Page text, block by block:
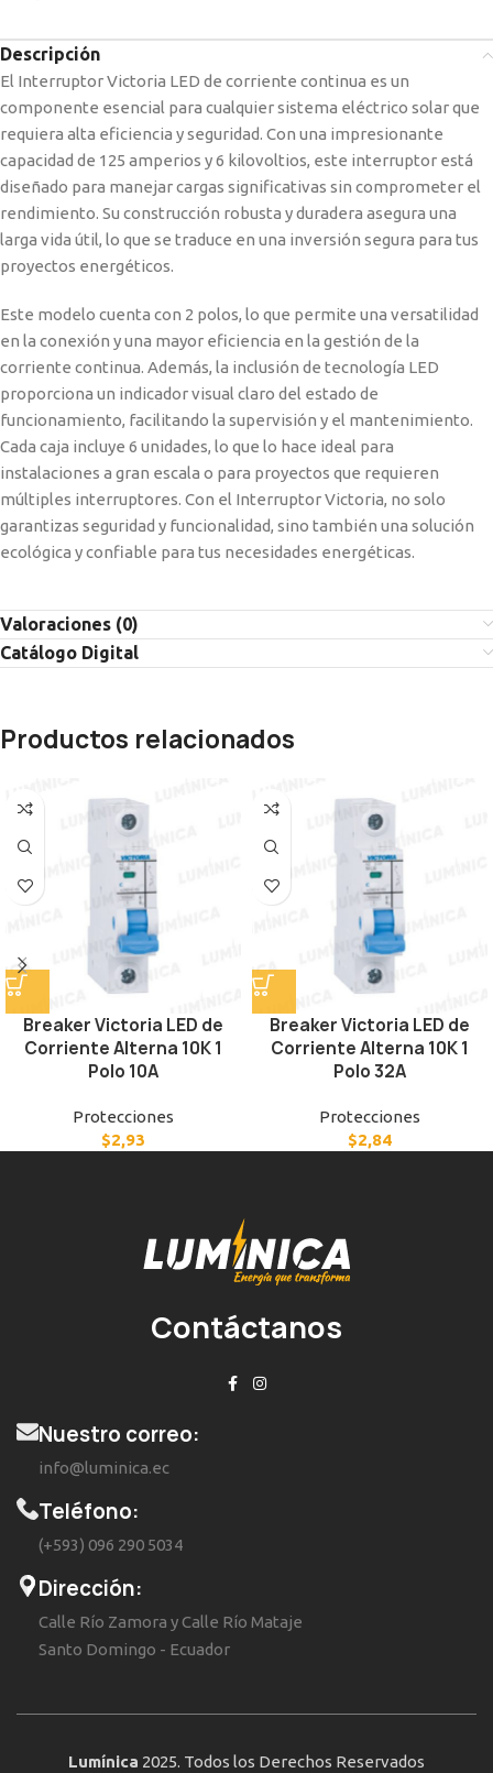
Descripción
El Interruptor Victoria LED de corriente continua es un
componente esencial para cualquier sistema eléctrico solar que
requiera alta eficiencia y seguridad. Con una impresionante
capacidad de 125 amperios y 6 kilovoltios, este interruptor está
diseñado para manejar cargas significativas sin comprometer el
rendimiento. Su construcción robusta y duradera asegura una
larga vida útil, lo que se traduce en una inversión segura para tus
proyectos energéticos.
Este modelo cuenta con 2 polos, lo que permite una versatilidad
en la conexión y una mayor eficiencia en la gestión de la
corriente continua. Además, la inclusión de tecnología LED
proporciona un indicador visual claro del estado de
funcionamiento, facilitando la supervisión y el mantenimiento.
Cada caja incluye 6 unidades, lo que lo hace ideal para
instalaciones a gran escala o para proyectos que requieren
múltiples interruptores. Con el Interruptor Victoria, no solo
garantizas seguridad y funcionalidad, sino también una solución
ecológica y confiable para tus necesidades energéticas.
Valoraciones (0)
Catálogo Digital
Productos relacionados
Breaker Victoria LED de
Corriente Alterna 10K 1
Polo 10A
Protecciones
$2,93
Breaker Victoria LED de
Corriente Alterna 10K 1
Polo 32A
Protecciones
$2,84
Contáctanos
Nuestro correo:
info@luminica.ec
Teléfono:
(+593) 096 290 5034
Dirección:
Calle Río Zamora y Calle Río Mataje
Santo Domingo - Ecuador
Lumínica 2025. Todos los Derechos Reservados